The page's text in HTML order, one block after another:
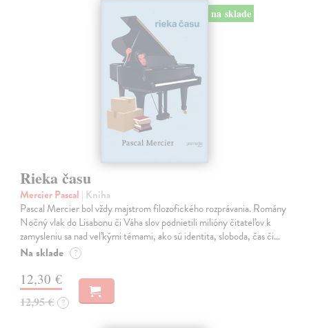
na sklade
Rieka času
Mercier Pascal | Kniha
Pascal Mercier bol vždy majstrom filozofického rozprávania. Romány
Nočný vlak do Lisabonu či Váha slov podnietili milióny čitateľov k
zamysleniu sa nad veľkými témami, ako sú identita, sloboda, čas či…
Na sklade ?
12,30 €
12,95 € ?